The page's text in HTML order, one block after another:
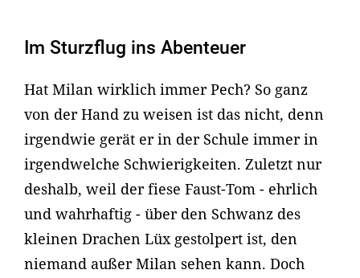
Im Sturzflug ins Abenteuer
Hat Milan wirklich immer Pech? So ganz
von der Hand zu weisen ist das nicht, denn
irgendwie gerät er in der Schule immer in
irgendwelche Schwierigkeiten. Zuletzt nur
deshalb, weil der fiese Faust-Tom - ehrlich
und wahrhaftig - über den Schwanz des
kleinen Drachen Lüx gestolpert ist, den
niemand außer Milan sehen kann. Doch